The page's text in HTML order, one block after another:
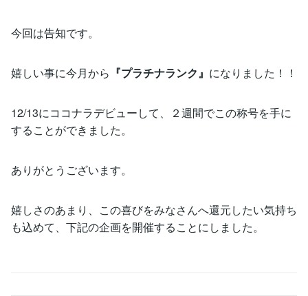
今回は告知です。
嬉しい事に今月から 『プラチナランク』 になりました！！
12/13にココナラデビューして、２週間でこの称号を手に
することができました。
ありがとうございます。
嬉しさのあまり、この喜びをみなさんへ還元したい気持ち
も込めて、下記の企画を開催することにしました。